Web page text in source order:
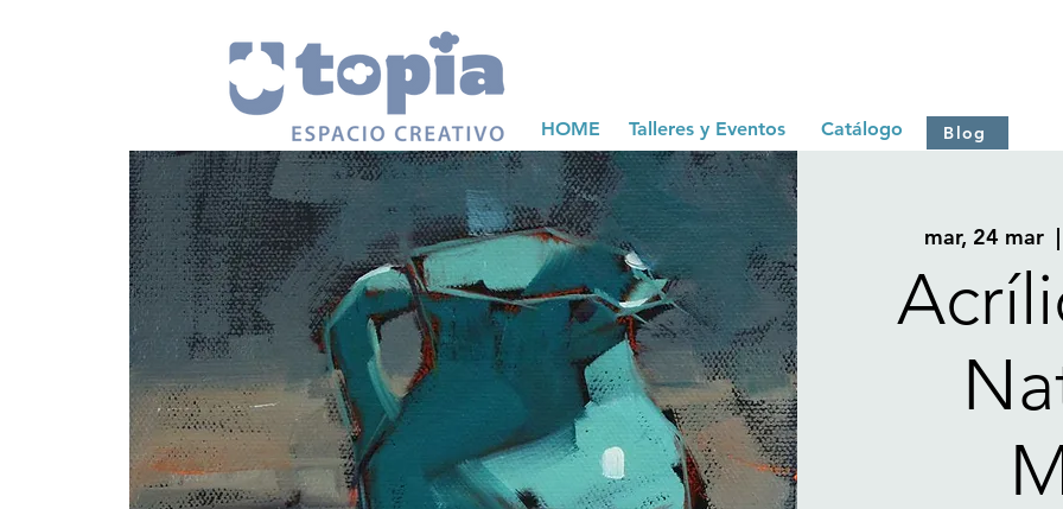
HOME Talleres y Eventos Catálogo Blog
mar, 24 mar